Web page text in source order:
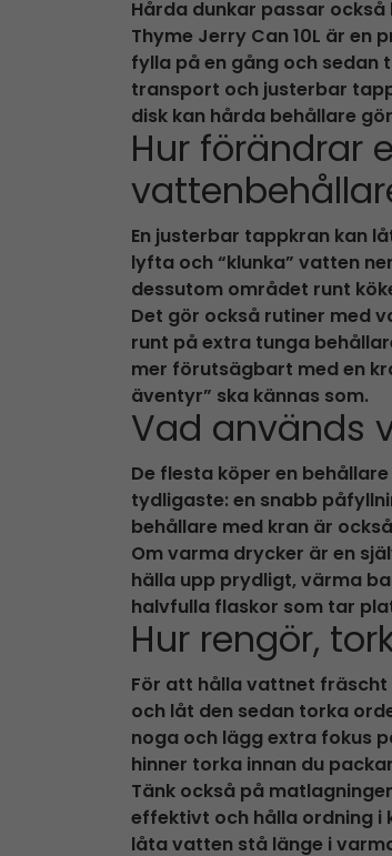
Hårda dunkar passar
Thyme Jerry Can 10L är
fylla på en gång och
transport och justerbar
disk kan hårda behållare
Hur förändrar
En justerbar tappkran kan
lyfta och “klunka” vatten
dessutom området runt
Det gör också rutiner med
runt på extra tunga
mer förutsägbart med en
äventyr” ska kännas som.
Vad används
De flesta köper en
tydligaste: en snabb
behållare med kran är
Om varma drycker är en
hälla upp prydligt, värma
halvfulla flaskor som tar
Hur rengör,
För att hålla vattnet fräscht
och låt den sedan torka
noga och lägg extra fokus
hinner torka innan du
Tänk också på
effektivt och hålla ordning i
låta vatten stå länge i